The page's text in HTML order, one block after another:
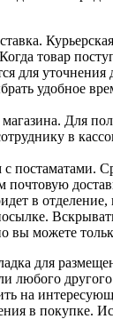
товар
для уточнения
удобное
Для
в
с постаматами.
почтовую
в
вы можете
для
любого
на
в покупке.